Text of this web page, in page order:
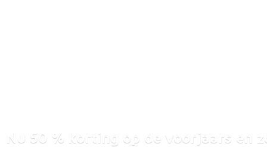
Nu 50 % korting op de voorjaars en